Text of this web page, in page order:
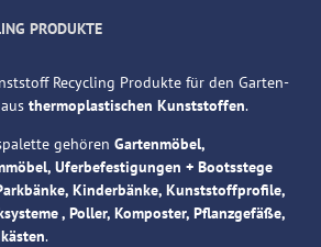
PRODUKTE
Recycling Produkte für den Garten-
thermoplastischen Kunststoffen.
gehören Gartenmöbel,
Uferbefestigungen + Bootsstege
Kinderbänke, Kunststoffprofile,
, Poller, Komposter, Pflanzgefäße,
.